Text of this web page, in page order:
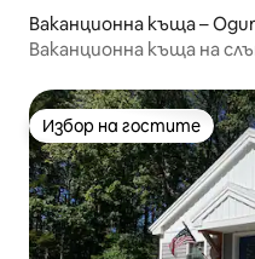
Ваканционна къща –
Ваканционна къща на
Избор на гостите
Избор на гостите